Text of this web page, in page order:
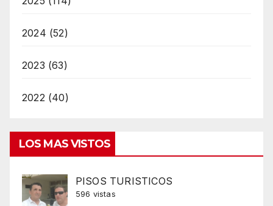
2024 (52)
2023 (63)
2022 (40)
LOS MAS VISTOS
PISOS TURISTICOS
596 vistas